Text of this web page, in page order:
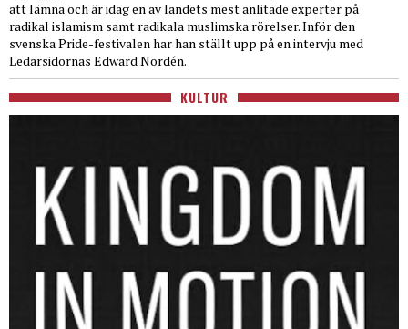
att lämna och är idag en av landets mest anlitade experter på
radikal islamism samt radikala muslimska rörelser. Inför den
svenska Pride-festivalen har han ställt upp på en intervju med
Ledarsidornas Edward Nordén.
KULTUR